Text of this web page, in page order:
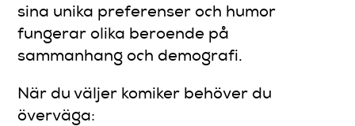
sina unika preferenser och humor
fungerar olika beroende på
sammanhang och demografi.
När du väljer komiker behöver du
överväga: